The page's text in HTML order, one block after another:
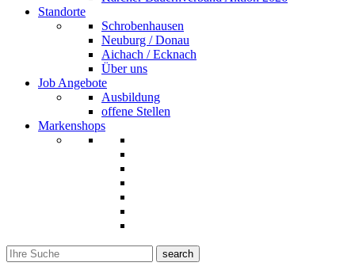
Standorte
Schrobenhausen
Neuburg / Donau
Aichach / Ecknach
Über uns
Job Angebote
Ausbildung
offene Stellen
Markenshops
search